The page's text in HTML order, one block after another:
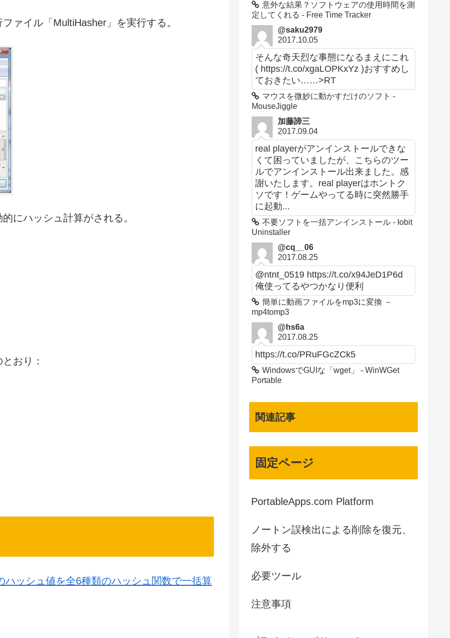
ァイル「MultiHasher」を実行する。
にハッシュ計算がされる。
おり：
ッシュ値を全6種類のハッシュ関数で一括算
意外な結果？ソフトウェアの使用時間を測
定してくれる - Free Time Tracker
@saku2979
2017.10.05
そんな奇天烈な事態になるまえにこれ
( https://t.co/xgaLOPKxYz )おすすめし
ておきたい……>RT
マウスを微妙に動かすだけのソフト -
MouseJiggle
加藤諦三
2017.09.04
real playerがアンインストールできな
くて困っていましたが、こちらのツー
ルでアンインストール出来ました。感
謝いたします。real playerはホントク
ソです！ゲームやってる時に突然勝手
に起動...
不要ソフトを一括アンインストール - Iobit
Uninstaller
@cq__06
2017.08.25
@ntnt_0519 https://t.co/x94JeD1P6d
俺使ってるやつかなり便利
簡単に動画ファイルをmp3に変換 －
mp4tomp3
@hs6a
2017.08.25
https://t.co/PRuFGcZCk5
WindowsでGUIな「wget」 - WinWGet
Portable
関連記事
固定ページ
PortableApps.com Platform
ノートン誤検出による削除を復元、
除外する
必要ツール
注意事項